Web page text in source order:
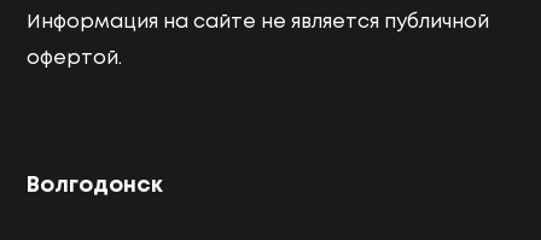
Информация на сайте не является публичной
офертой.
Волгодонск